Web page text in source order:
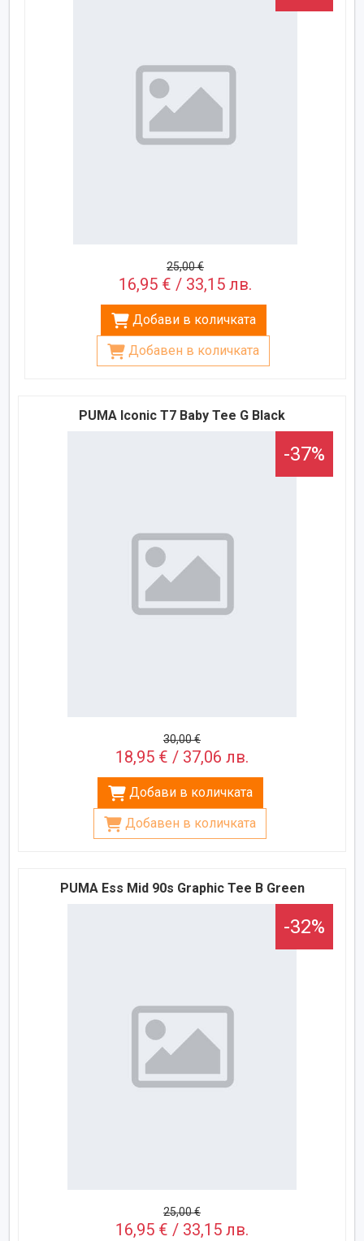
25,00 €
16,95 € / 33,15 лв.
Добави в количката
Добавен в количката
PUMA Iconic T7 Baby Tee G Black
-37%
30,00 €
18,95 € / 37,06 лв.
Добави в количката
Добавен в количката
PUMA Ess Mid 90s Graphic Tee B Green
-32%
25,00 €
16,95 € / 33,15 лв.